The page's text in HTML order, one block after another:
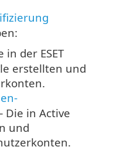
in der ESET
erstellten und
Die in Active
und